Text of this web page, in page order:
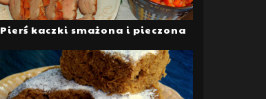
Pierś kaczki smażona i pieczona